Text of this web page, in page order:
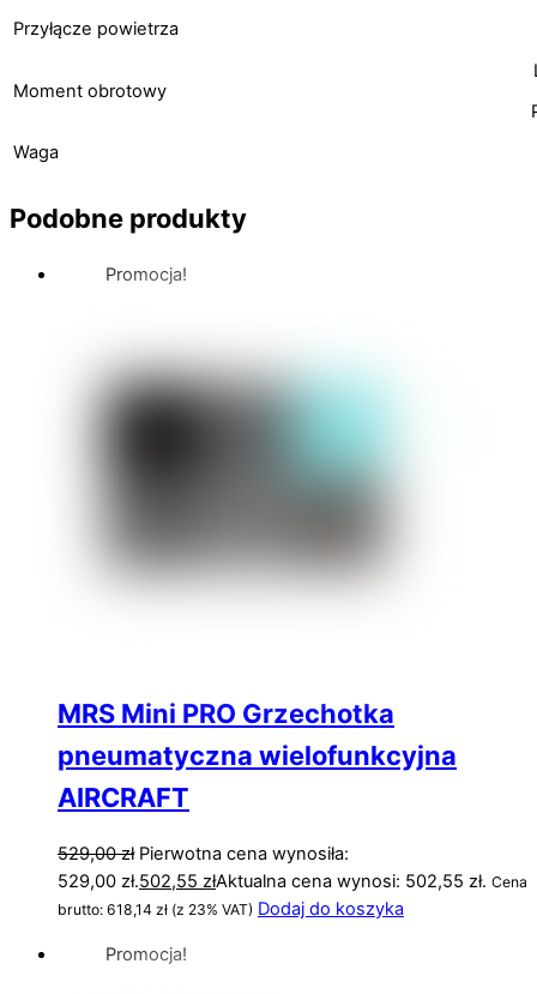
Przyłącze powietrza
Moment obrotowy
Waga
Podobne produkty
Promocja!
MRS Mini PRO Grzechotka
pneumatyczna wielofunkcyjna
AIRCRAFT
529,00zł Pierwotna cena wynosiła:
529,00 zł.502,55 złAktualna cena wynosi: 502,55 zł. Cena
brutto: 618,14 zł (z 23% VAT) Dodaj do koszyka
Promocja!